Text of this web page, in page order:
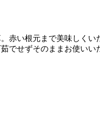
赤い根元まで美味しく
でせずそのままお使いい